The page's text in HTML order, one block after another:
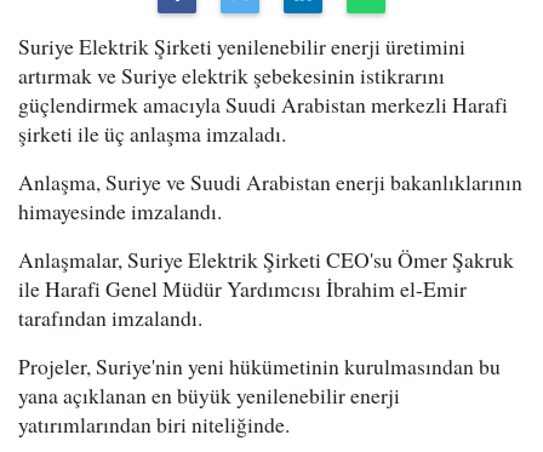
Suriye Elektrik Şirketi yenilenebilir enerji üretimini
artırmak ve Suriye elektrik şebekesinin istikrarını
güçlendirmek amacıyla Suudi Arabistan merkezli Harafi
şirketi ile üç anlaşma imzaladı.
Anlaşma, Suriye ve Suudi Arabistan enerji bakanlıklarının
himayesinde imzalandı.
Anlaşmalar, Suriye Elektrik Şirketi CEO'su Ömer Şakruk
ile Harafi Genel Müdür Yardımcısı İbrahim el-Emir
tarafından imzalandı.
Projeler, Suriye'nin yeni hükümetinin kurulmasından bu
yana açıklanan en büyük yenilenebilir enerji
yatırımlarından biri niteliğinde.